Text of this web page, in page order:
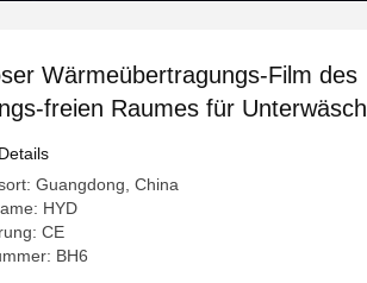
Wärmeübertragungs-Film des
freien Raumes für
bescheinigte
Guangdong, China
HYD
CE
BH6